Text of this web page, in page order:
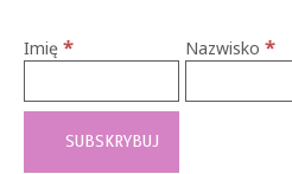
Imię * Nazwisko *